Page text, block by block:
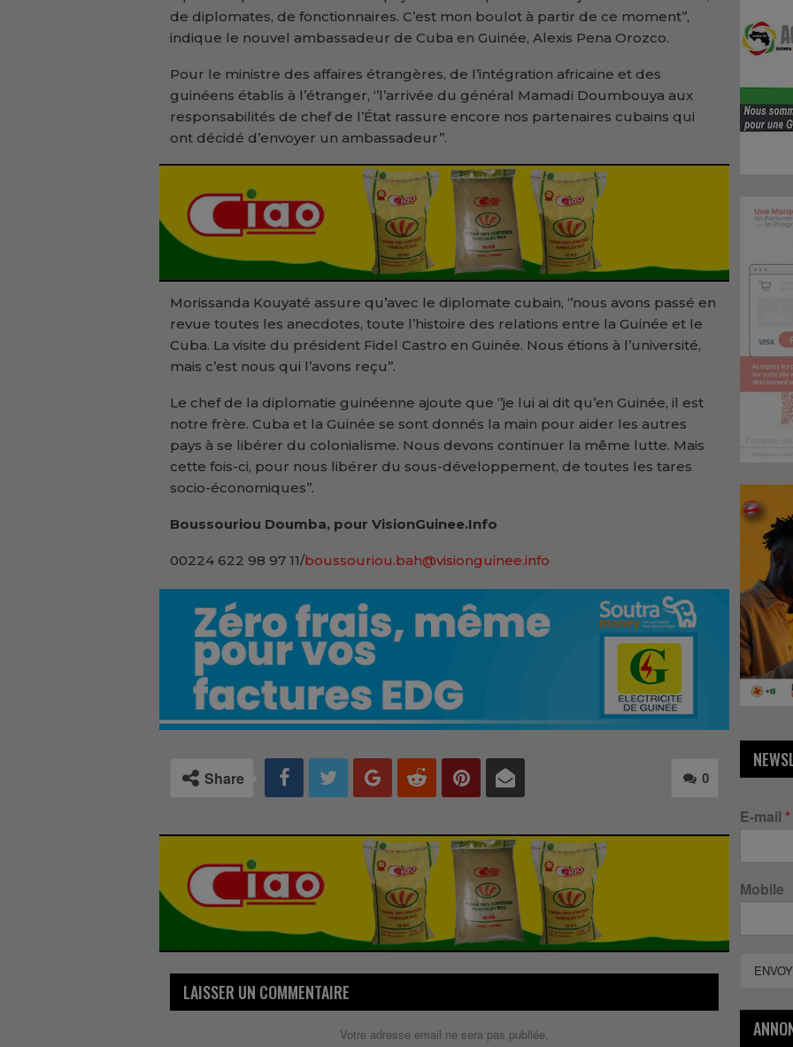
de diplomates, de fonctionnaires. C’est mon boulot à partir de ce moment’’,
indique le nouvel ambassadeur de Cuba en Guinée, Alexis Pena Orozco.
Pour le ministre des affaires étrangères, de l’intégration africaine et des
guinéens établis à l’étranger, ‘’l’arrivée du général Mamadi Doumbouya aux
responsabilités de chef de l’État rassure encore nos partenaires cubains qui
ont décidé d’envoyer un ambassadeur’’.
Morissanda Kouyaté assure qu’avec le diplomate cubain, ‘’nous avons passé en
revue toutes les anecdotes, toute l’histoire des relations entre la Guinée et le
Cuba. La visite du président Fidel Castro en Guinée. Nous étions à l’université,
mais c’est nous qui l’avons reçu’’.
Le chef de la diplomatie guinéenne ajoute que ‘’je lui ai dit qu’en Guinée, il est
notre frère. Cuba et la Guinée se sont donnés la main pour aider les autres
pays à se libérer du colonialisme. Nous devons continuer la même lutte. Mais
cette fois-ci, pour nous libérer du sous-développement, de toutes les tares
socio-économiques’’.
Boussouriou Doumba, pour VisionGuinee.Info
00224 622 98 97 11/boussouriou.bah@visionguinee.info
0
Share
LAISSER UN COMMENTAIRE
Votre adresse email ne sera pas publiée.
E-mail *
Mobile